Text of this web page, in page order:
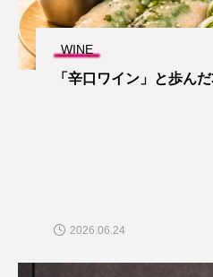
WINE
「辛口ワイン」と歩ん
2026.06.24